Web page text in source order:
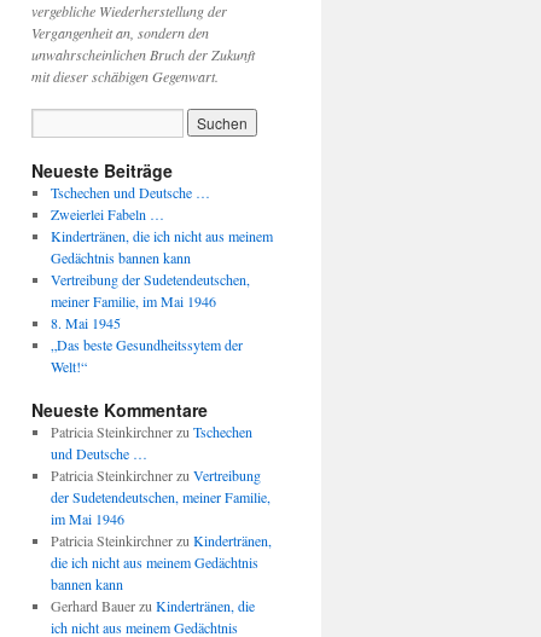
vergebliche Wiederherstellung der
Vergangenheit an, sondern den
unwahrscheinlichen Bruch der Zukunft
mit dieser schäbigen Gegenwart.
Neueste Beiträge
Tschechen und Deutsche …
Zweierlei Fabeln …
Kindertränen, die ich nicht aus meinem
Gedächtnis bannen kann
Vertreibung der Sudetendeutschen,
meiner Familie, im Mai 1946
8. Mai 1945
„Das beste Gesundheitssytem der
Welt!“
Neueste Kommentare
Patricia Steinkirchnerzu Tschechen
und Deutsche …
Patricia Steinkirchnerzu Vertreibung
der Sudetendeutschen, meiner Familie,
im Mai 1946
Patricia Steinkirchnerzu Kindertränen,
die ich nicht aus meinem Gedächtnis
bannen kann
Gerhard Bauerzu Kindertränen, die
ich nicht aus meinem Gedächtnis